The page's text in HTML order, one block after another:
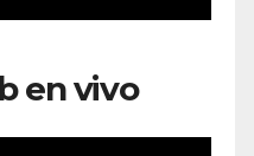
en vivo